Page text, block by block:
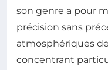
son genre a pour
précision sans
atmosphériques de
concentrant